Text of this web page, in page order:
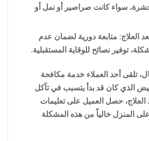
سواء كانت صراصير أو نمل أو
العلاج: متابعة دورية لضمان عدم
توفير نصائح للوقاية المستقبلية.
تلقى أحد العملاء خدمة مكافحة
الذي كان قد بدأ يتسبب في تآكل
العلاج، حصل العميل على تعليمات
المنزل خالياً من هذه المشكلة